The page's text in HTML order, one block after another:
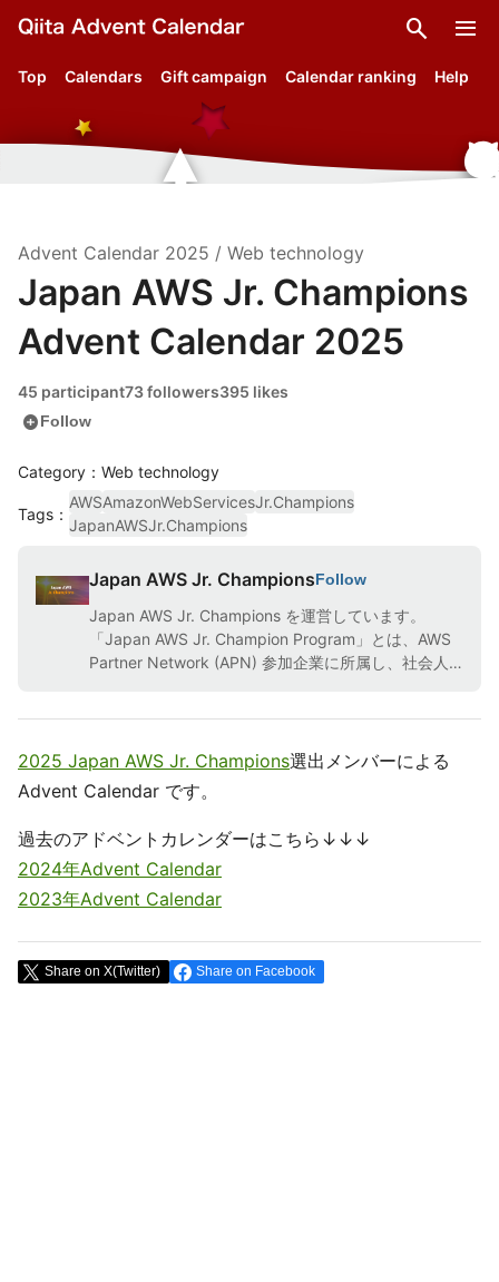
search menu
Top Calendars Gift campaign Calendar ranking Help
Advent Calendar 2025 / Web technology
Japan AWS Jr. Champions
Advent Calendar 2025
45 participant73 followers395 likes
add_circleFollow
Category：Web technology
Tags ：
AWSAmazonWebServicesJr.Champions
JapanAWSJr.Champions
Japan AWS Jr. ChampionsFollow
Japan AWS Jr. Champions を運営しています。
「Japan AWS Jr. Champion Program」とは、AWS
Partner Network (APN) 参加企業に所属し、社会人
2025 Japan AWS Jr. Champions選出メンバーによる
Advent Calendar です。
過去のアドベントカレンダーはこちら↓↓↓
2024年Advent Calendar
2023年Advent Calendar
Share on X(Twitter) Share on Facebook